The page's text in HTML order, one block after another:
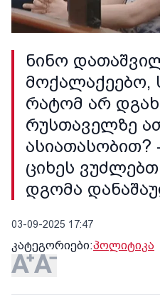
ნინო
მოქალაქეებო,
რატომ არ
რუსთაველზე
ასიათასობით?
ციხეს
დგომა
03-09-2025 17:47
კატეგორიები:პოლიტიკა